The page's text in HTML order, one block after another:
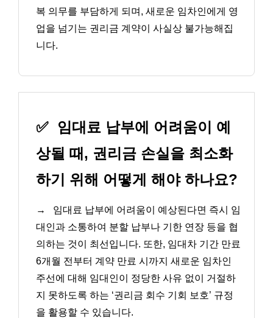
복 의무를 부담하게 되며, 새로운 임차인에게 영
업을 넘기는 권리금 계약이 사실상 불가능해집
니다.
✅
임대료 납부에 어려움이 예
상될 때, 권리금 손실을 최소화
하기 위해 어떻게 해야 하나요?
→
임대료 납부에 어려움이 예상된다면 즉시 임
대인과 소통하여 분할 납부나 기한 연장 등을 협
의하는 것이 최선입니다. 또한, 임대차 기간 만료
6개월 전부터 계약 만료 시까지 새로운 임차인
주선에 대해 임대인이 정당한 사유 없이 거절하
지 못하도록 하는 ‘권리금 회수 기회 보호’ 규정
을 활용할 수 있습니다.